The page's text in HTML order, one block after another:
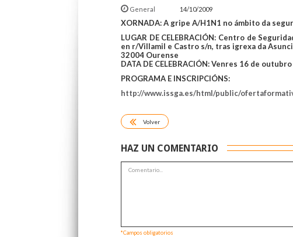
General 14/10/2009
XORNADA: A gripe A/H1N1 no ámbito da
LUGAR DE CELEBRACIÓN: Centro de
en r/Villamil e Castro s/n, tras igrexa da
32004 Ourense
DATA DE CELEBRACIÓN: Venres 16 de
PROGRAMA E INSCRIPCIÓNS:
http://www.issga.es/html/public/
Volver
HAZ UN COMENTARIO
*Campos obligatorios